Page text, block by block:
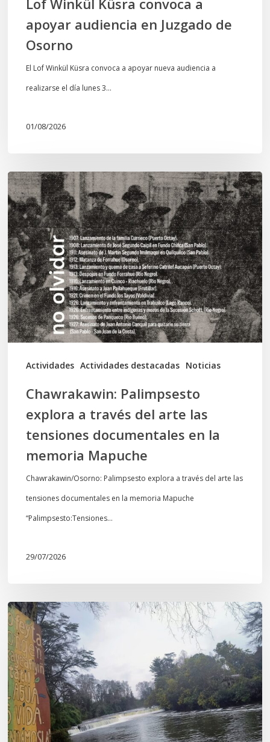
apoyar audiencia en Juzgado de
Osorno
El Lof Winkül Küsra convoca a apoyar nueva audiencia a
realizarse el día lunes 3…
01/08/2026
Actividades Actividades destacadas Noticias
Chawrakawin:
Palimpsesto
explora
a
través
del
arte
las
tensiones
documentales
memoria
Mapuche
Chawrakawin: Palimpsesto
explora a través del arte las
tensiones documentales en la
memoria Mapuche
Chawrakawin/Osorno: Palimpsesto explora a través del arte las
tensiones documentales en la memoria Mapuche
“Palimpsesto:Tensiones…
29/07/2026
En
defensa
del
Salto
Donguil
y
el